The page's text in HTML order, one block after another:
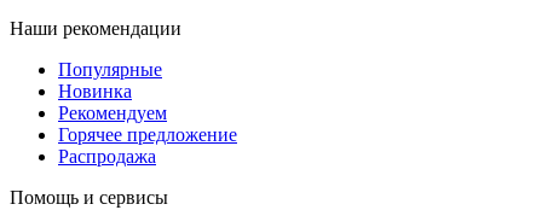
Наши рекомендации
Популярные
Новинка
Рекомендуем
Горячее предложение
Распродажа
Помощь и сервисы